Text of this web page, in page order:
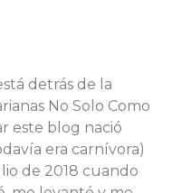
detrás de la
No Solo Como
este blog nació
era carnívora)
de 2018 cuando